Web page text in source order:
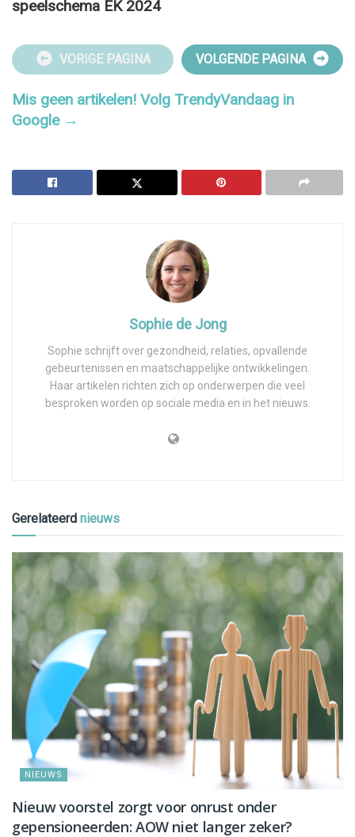
speelschema EK 2024
VORIGE PAGINA VOLGENDE PAGINA
Mis geen artikelen! Volg TrendyVandaag in
Google →
Sophie de Jong
Sophie schrijft over gezondheid, relaties, opvallende
gebeurtenissen en maatschappelijke ontwikkelingen.
Haar artikelen richten zich op onderwerpen die veel
besproken worden op sociale media en in het nieuws.
Gerelateerd nieuws
NIEUWS
Nieuw voorstel zorgt voor onrust onder
gepensioneerden: AOW niet langer zeker?